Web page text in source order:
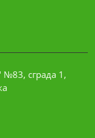
сграда 1,